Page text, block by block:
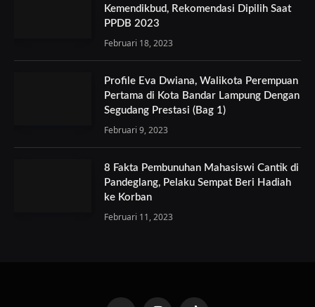
Kemendikbud, Rekomendasi Dipilih Saat
PPDB 2023
Februari 18, 2023
Profile Eva Dwiana, Walikota Perempuan
Pertama di Kota Bandar Lampung Dengan
Segudang Prestasi (Bag 1)
Februari 9, 2023
8 Fakta Pembunuhan Mahasiswi Cantik di
Pandeglang, Pelaku Sempat Beri Hadiah
ke Korban
Februari 11, 2023